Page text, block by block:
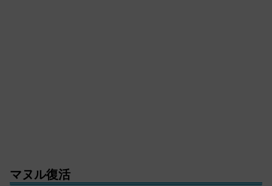
マヌル復活